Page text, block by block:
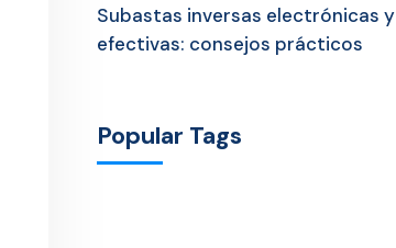
Subastas inversas electrónicas y
efectivas: consejos prácticos
Popular Tags